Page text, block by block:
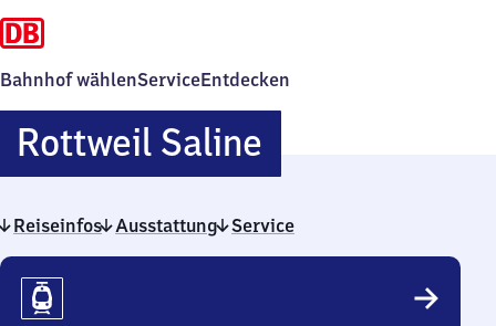
Bahnhof wählenServiceEntdecken
Rottweil SalineRottweil
Saline
Reiseinfos Ausstattung Service
Reiseinfos